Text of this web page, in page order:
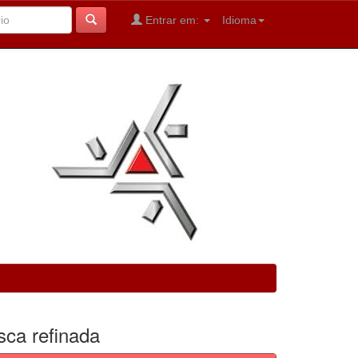
Idioma
Entrar em:
refinada